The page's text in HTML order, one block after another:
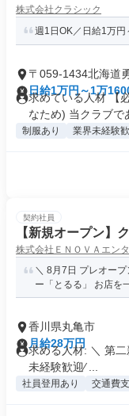
株式会社クラシック
週1日OK／日給1万
〒059-1434北海道
日給1万円～1万
求めている人材 【
なため) 当クラブで
制服あり 業界未経験
契約社員
【新規オープン】
株式会社ＥＮＯＶＡエン
＼ 8月7日 プレオー
ー「とるる」 お店を
香川県丸亀市
月給28万円
求める人材: ＼ 第⼆
未経験歓迎∕ ...
社員登用あり 交通費